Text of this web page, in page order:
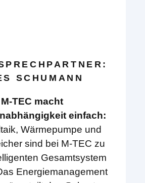
SCHUMANN
M-TEC macht
einfach:
Wärmepumpe und
sind bei M-TEC zu
Gesamtsystem
Energiemanagement